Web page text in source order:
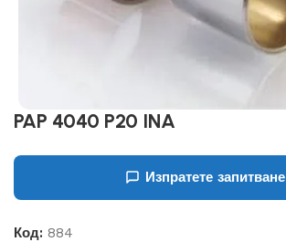
PAP 4040 P20 INA
Изпратете запитване
Код: 884